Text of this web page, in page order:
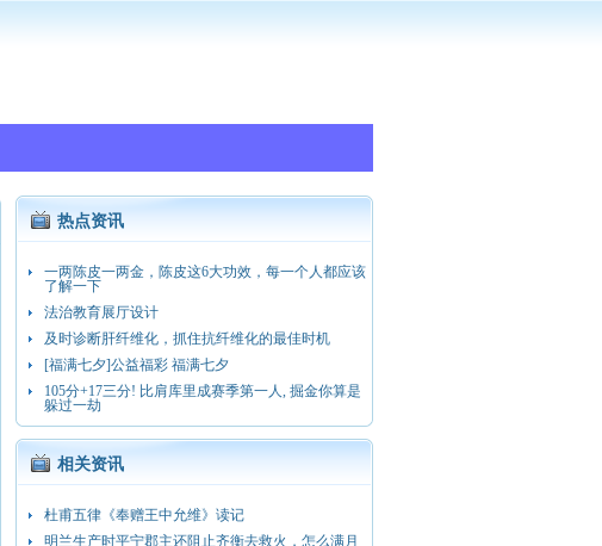
热点资讯
一两陈皮一两金，陈皮这6大功效，每一个人都应该
了解一下
法治教育展厅设计
及时诊断肝纤维化，抓住抗纤维化的最佳时机
[福满七夕]公益福彩 福满七夕
105分+17三分! 比肩库里成赛季第一人, 掘金你算是
躲过一劫
相关资讯
杜甫五律《奉赠王中允维》读记
明兰生产时平宁郡主还阻止齐衡去救火，怎么满月